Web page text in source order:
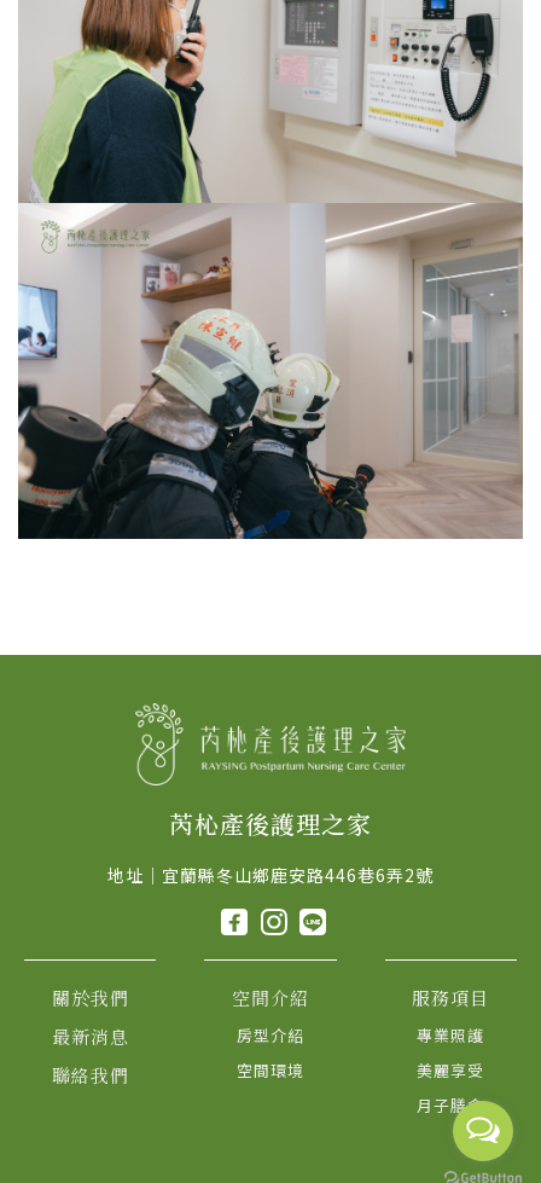
芮杺產後護理之家
地址｜宜蘭縣冬山鄉鹿安路446巷6弄2號
關於我們
最新消息
聯絡我們
空間介紹
房型介紹
空間環境
服務項目
專業照護
美麗享受
月子膳食